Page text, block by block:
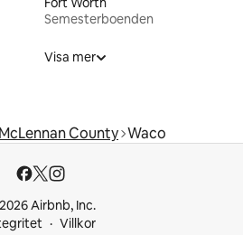
Semesterboenden
Visa mer
McLennan County Waco
Airbnb, Inc.
Villkor